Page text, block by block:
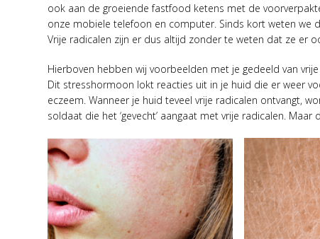
ook aan de groeiende fastfood ketens met de
onze mobiele telefoon en computer. Sinds kort weten we
Vrije radicalen zijn er dus altijd zonder te weten dat ze er
Hierboven hebben wij voorbeelden met je gedeeld van
Dit stresshormoon lokt reacties uit in je huid die er weer
eczeem. Wanneer je huid teveel vrije radicalen ontvangt,
soldaat die het ‘gevecht’ aangaat met vrije radicalen.